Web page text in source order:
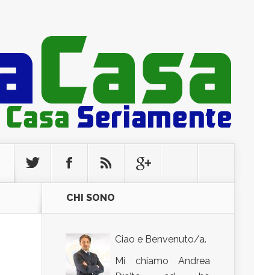
CHI SONO
Ciao e Benvenuto/a.
Mi chiamo Andrea